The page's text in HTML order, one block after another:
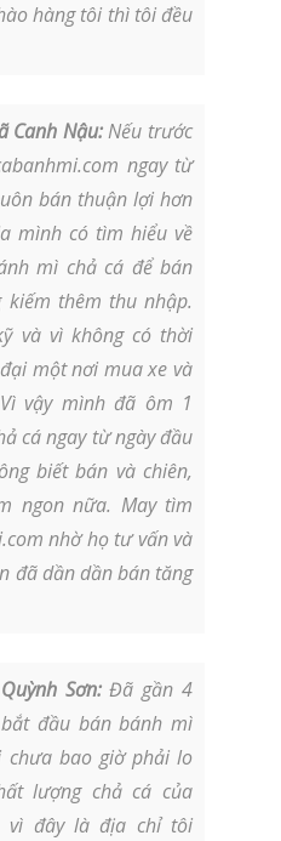
hàng tôi thì tôi đều
Canh Nậu:Nếu trước
ngay từ
bán thuận lợi hơn
mình có tìm hiểu về
mì chả cá để bán
kiếm thêm thu nhập.
và vì không có thời
một nơi mua xe và
vậy mình đã ôm 1
cá ngay từ ngày đầu
biết bán và chiên,
ngon nữa. May tìm
nhờ họ tư vấn và
đã dần dần bán tăng
Sơn:Đã gần 4
đầu bán bánh mì
chưa bao giờ phải lo
lượng chả cá của
vì đây là địa chỉ tôi